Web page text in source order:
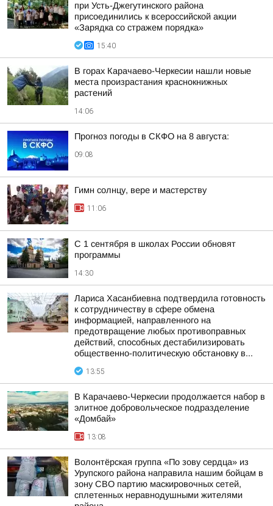
при Усть-Джегутинского района
присоединились к всероссийской акции
«Зарядка со стражем порядка»
15:40
В горах Карачаево-Черкесии нашли новые
места произрастания краснокнижных
растений
14:06
Прогноз погоды в СКФО на 8 августа:
09:08
Гимн солнцу, вере и мастерству
11:06
С 1 сентября в школах России обновят
программы
14:30
Лариса Хасанбиевна подтвердила готовность
к сотрудничеству в сфере обмена
информацией, направленного на
предотвращение любых противоправных
действий, способных дестабилизировать
общественно-политическую обстановку в...
13:55
В Карачаево-Черкесии продолжается набор в
элитное добровольческое подразделение
«Домбай»
13:08
Волонтёрская группа «По зову сердца» из
Урупского района направила нашим бойцам в
зону СВО партию маскировочных сетей,
сплетенных неравнодушными жителями